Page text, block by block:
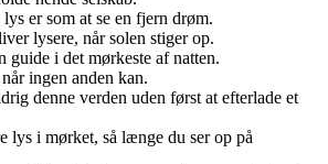
lys er som at se en fjern drøm.
lysere, når solen stiger op.
guide i det mørkeste af natten.
ingen anden kan.
denne verden uden først at efterlade et
lys i mørket, så længe du ser op på